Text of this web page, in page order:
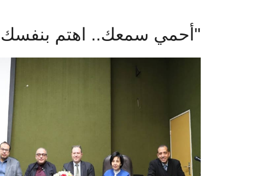
"أحمي سمعك.. اهتم بنفسك"